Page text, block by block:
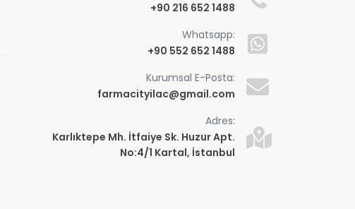
+90 216 652 1488
Whatsapp:
+90 552 652 1488
Kurumsal E-Posta:
farmacityilac@gmail.com
Adres:
Karlıktepe Mh. İtfaiye Sk. Huzur Apt.
No:4/1 Kartal, İstanbul